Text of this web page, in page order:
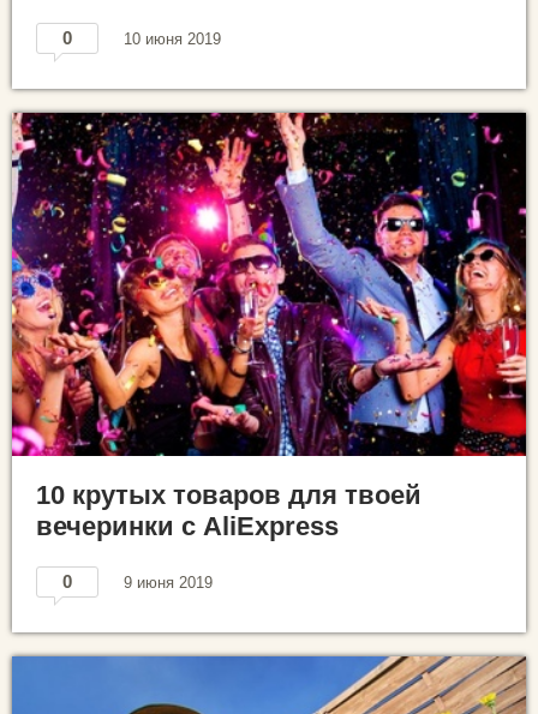
0 10 июня 2019
10 крутых товаров для твоей
вечеринки с AliExpress
0 9 июня 2019